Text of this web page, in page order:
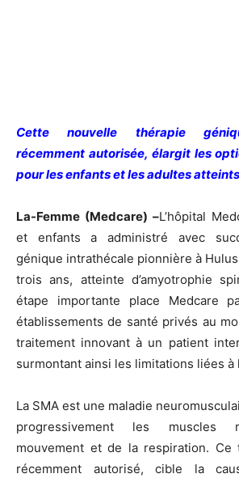
Cette nouvelle thérapie
récemment autorisée, élargit les
pour les enfants et les adultes
La-Femme (Medcare) –L’hôpital
et enfants a administré avec
génique intrathécale pionnière à
trois ans, atteinte d’amyotrophie
étape importante place Medcare
établissements de santé privés au
traitement innovant à un patient
surmontant ainsi les limitations liées à
La SMA est une maladie
progressivement les muscles
mouvement et de la respiration. Ce
récemment autorisé, cible la